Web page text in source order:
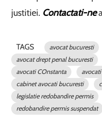
justitiei. Contactati-ne
TAGS avocat bucuresti
avocat drept penal bucuresti
avocati COnstanta
avocati
cabinet avocati bucuresti
legislatie redobandire permis
redobandire permis suspendat